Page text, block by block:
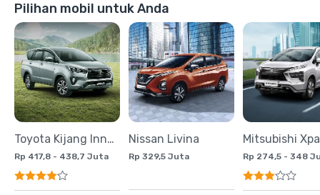
Pilihan mobil untuk Anda
Toyota Kijang Innova
Rp 417,8 - 438,7 Juta
Nissan Livina
Rp 329,5 Juta
Mitsubishi
Rp 274,5 - 348